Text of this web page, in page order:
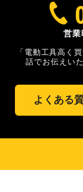
営
「電動工具高く
話でお伝えい
よくある